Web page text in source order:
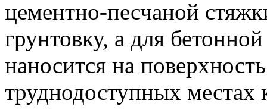
цементно-песчаной
грунтовку, а для
наносится на
труднодоступных местах